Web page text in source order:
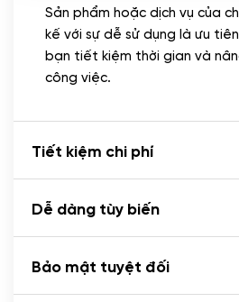
Cài đặt plugin theo
(+100.000 VND)
Cài plugin xử lý thanh
Sản phẩm hoặc dịch vụ của
kế với sự dễ sử dụng là ưu
bạn tiết kiệm thời gian và
công việc.
Tiết kiệm chi phí
Dễ dàng tùy biến
Bảo mật tuyệt đối